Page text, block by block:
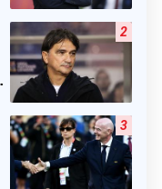
2
3